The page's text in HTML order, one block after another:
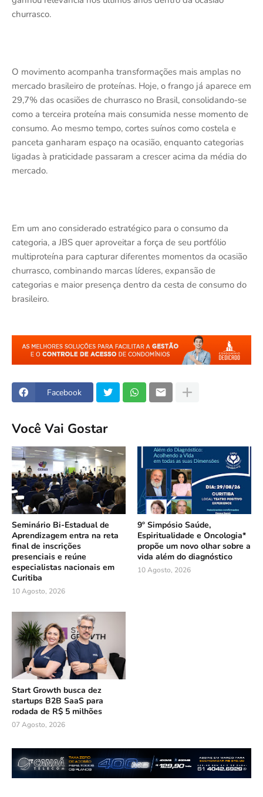
churrasco.
O movimento acompanha transformações mais amplas no
mercado brasileiro de proteínas. Hoje, o frango já aparece em
29,7% das ocasiões de churrasco no Brasil, consolidando-se
como a terceira proteína mais consumida nesse momento de
consumo. Ao mesmo tempo, cortes suínos como costela e
panceta ganharam espaço na ocasião, enquanto categorias
ligadas à praticidade passaram a crescer acima da média do
mercado.
Em um ano considerado estratégico para o consumo da
categoria, a JBS quer aproveitar a força de seu portfólio
multiproteína para capturar diferentes momentos da ocasião
churrasco, combinando marcas líderes, expansão de
categorias e maior presença dentro da cesta de consumo do
brasileiro.
Facebook
Você Vai Gostar
Seminário Bi-Estadual de
Aprendizagem entra na reta
final de inscrições
presenciais e reúne
especialistas nacionais em
Curitiba
10 Agosto, 2026
9º Simpósio Saúde,
Espiritualidade e Oncologia*
propõe um novo olhar sobre a
vida além do diagnóstico
10 Agosto, 2026
Start Growth busca dez
startups B2B SaaS para
rodada de R$ 5 milhões
07 Agosto, 2026